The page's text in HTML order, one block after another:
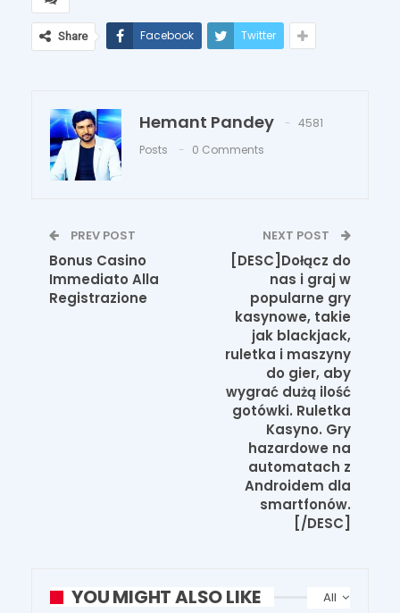
Share Facebook Twitter
Hemant Pandey
4581
Posts
0 Comments
PREV POST
Bonus Casino
Immediato Alla
Registrazione
NEXT POST
[DESC]Dołącz do
nas i graj w
popularne gry
kasynowe, takie
jak blackjack,
ruletka i maszyny
do gier, aby
wygrać dużą ilość
gotówki. Ruletka
Kasyno. Gry
hazardowe na
automatach z
Androidem dla
smartfonów.
[/DESC]
All
YOU MIGHT ALSO LIKE